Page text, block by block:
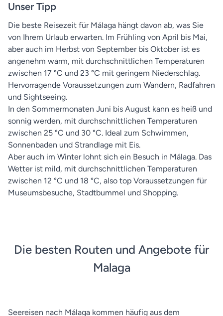
Unser Tipp
Die beste Reisezeit für Málaga hängt davon ab, was Sie
von Ihrem Urlaub erwarten. Im Frühling von April bis Mai,
aber auch im Herbst von September bis Oktober ist es
angenehm warm, mit durchschnittlichen Temperaturen
zwischen 17 °C und 23 °C mit geringem Niederschlag.
Hervorragende Voraussetzungen zum Wandern, Radfahren
und Sightseeing.
In den Sommermonaten Juni bis August kann es heiß und
sonnig werden, mit durchschnittlichen Temperaturen
zwischen 25 °C und 30 °C. Ideal zum Schwimmen,
Sonnenbaden und Strandlage mit Eis.
Aber auch im Winter lohnt sich ein Besuch in Málaga. Das
Wetter ist mild, mit durchschnittlichen Temperaturen
zwischen 12 °C und 18 °C, also top Voraussetzungen für
Museumsbesuche, Stadtbummel und Shopping.
Die besten Routen und Angebote für
Malaga
Seereisen nach Málaga kommen häufig aus dem